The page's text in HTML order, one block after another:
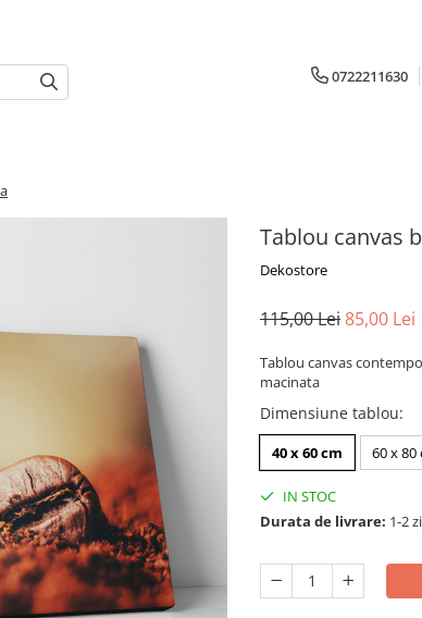
0722211630
Tablou canvas
Dekostore
115,00 Lei85,00 Lei
Tablou canvas
macinata
Dimensiune tablou:
40 x 60 cm 60 x 80
IN STOC
Durata de livrare: 1-2